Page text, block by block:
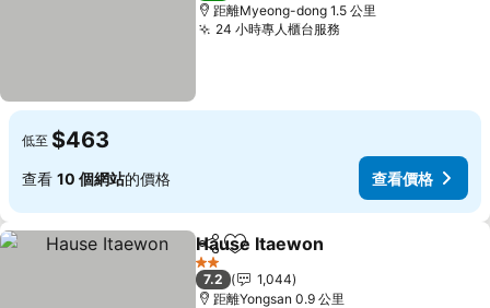
距離Myeong-dong 1.5 公里
24 小時專人櫃台服務
低至 $463
查看 10 個網站的價格 查看價格
分享 放到收藏夾
Hause Itaewon
2 星級
7.2
1,044
距離Yongsan 0.9 公里